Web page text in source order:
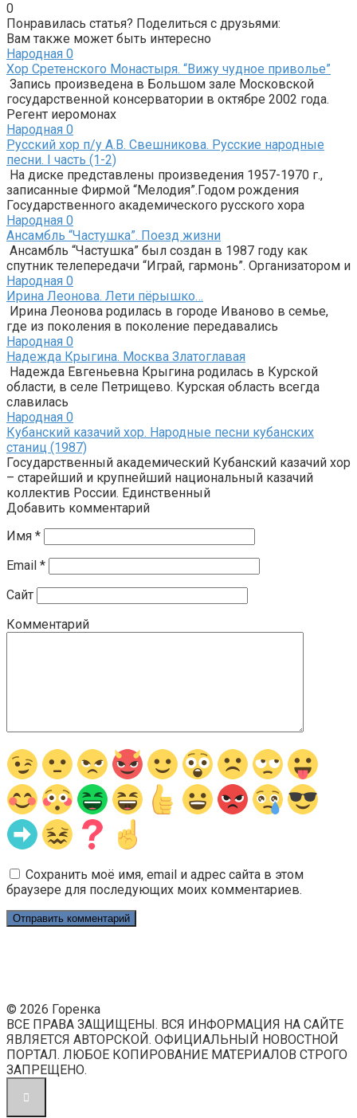
0
Понравилась статья? Поделиться с друзьями:
Вам также может быть интересно
Народная 0
Хор Сретенского Монастыря. “Вижу чудное приволье”
Запись произведена в Большом зале Московской
государственной консерватории в октябре 2002 года.
Регент иеромонах
Народная 0
Русский хор п/у А.В. Свешникова. Русские народные
песни. I часть (1-2)
На диске представлены произведения 1957-1970 г.,
записанные Фирмой “Мелодия”.Годом рождения
Государственного академического русского хора
Народная 0
Ансамбль “Частушка”. Поезд жизни
Ансамбль “Частушка” был создан в 1987 году как
спутник телепередачи “Играй, гармонь”. Организатором и
Народная 0
Ирина Леонова. Лети пёрышко…
Ирина Леонова родилась в городе Иваново в семье,
где из поколения в поколение передавались
Народная 0
Надежда Крыгина. Москва Златоглавая
Надежда Евгеньевна Крыгина родилась в Курской
области, в селе Петрищево. Курская область всегда
славилась
Народная 0
Кубанский казачий хор. Народные песни кубанских
станиц (1987)
Государственный академический Кубанский казачий хор
– старейший и крупнейший национальный казачий
коллектив России. Единственный
Добавить комментарий
Имя *
Email *
Сайт
Комментарий
Сохранить моё имя, email и адрес сайта в этом
браузере для последующих моих комментариев.
© 2026 Горенка
ВСЕ ПРАВА ЗАЩИЩЕНЫ. ВСЯ ИНФОРМАЦИЯ НА САЙТЕ
ЯВЛЯЕТСЯ АВТОРСКОЙ. ОФИЦИАЛЬНЫЙ НОВОСТНОЙ
ПОРТАЛ. ЛЮБОЕ КОПИРОВАНИЕ МАТЕРИАЛОВ СТРОГО
ЗАПРЕЩЕНО.